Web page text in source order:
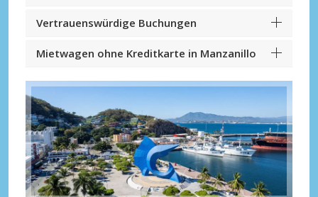
Vertrauenswürdige Buchungen
Mietwagen ohne Kreditkarte in Manzanillo